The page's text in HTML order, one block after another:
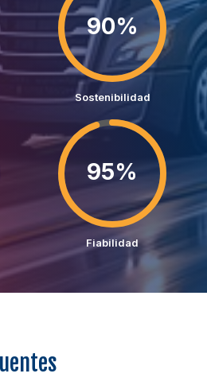
90%
Sostenibilidad
95%
Fiabilidad